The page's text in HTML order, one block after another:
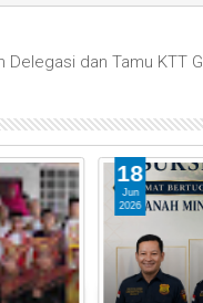
Delegasi dan Tamu KTT
18
Jun
2026